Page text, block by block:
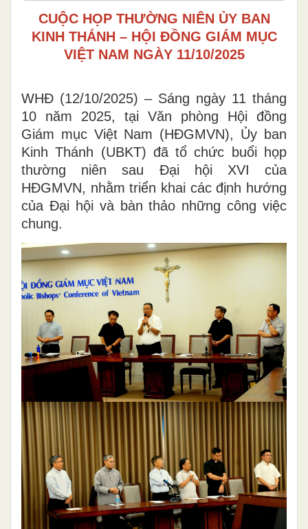
CUỘC HỌP THƯỜNG NIÊN ỦY BAN
KINH THÁNH – HỘI ĐỒNG GIÁM MỤC
VIỆT NAM NGÀY 11/10/2025
WHĐ (12/10/2025) – Sáng ngày 11 tháng
10 năm 2025, tại Văn phòng Hội đồng
Giám mục Việt Nam (HĐGMVN), Ủy ban
Kinh Thánh (UBKT) đã tổ chức buổi họp
thường niên sau Đại hội XVI của
HĐGMVN, nhằm triển khai các định hướng
của Đại hội và bàn thảo những công việc
chung.